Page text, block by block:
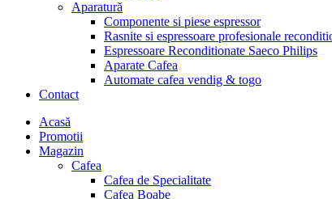
Aparatură
Componente si piese espressor
Rasnite si espressoare profesionale
Espressoare Reconditionate Saeco Philips
Aparate Cafea
Automate cafea vendig & togo
Contact
Menu
Acasă
Promotii
Magazin
Cafea
Cafea de Specialitate
Cafea Boabe